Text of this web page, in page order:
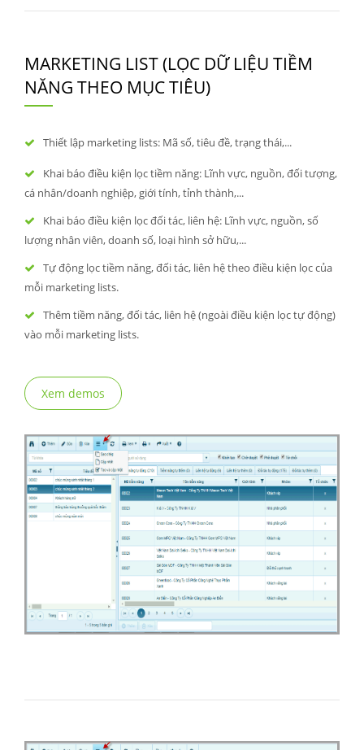
MARKETING LIST (LỌC DỮ LIỆU TIỀM
NĂNG THEO MỤC TIÊU)
Thiết lập marketing lists: Mã số, tiêu đề, trạng thái,...
Khai báo điều kiện lọc tiềm năng: Lĩnh vực, nguồn, đối tượng,
cá nhân/doanh nghiệp, giới tính, tỉnh thành,...
Khai báo điều kiện lọc đối tác, liên hệ: Lĩnh vực, nguồn, số
lượng nhân viên, doanh số, loại hình sở hữu,...
Tự động lọc tiềm năng, đối tác, liên hệ theo điều kiện lọc của
mỗi marketing lists.
Thêm tiềm năng, đối tác, liên hệ (ngoài điều kiện lọc tự động)
vào mỗi marketing lists.
Xem demos